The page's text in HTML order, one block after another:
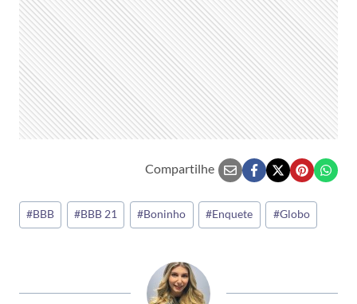
Compartilhe
Tags
do
#BBB #BBB 21 #Boninho #Enquete #Globo